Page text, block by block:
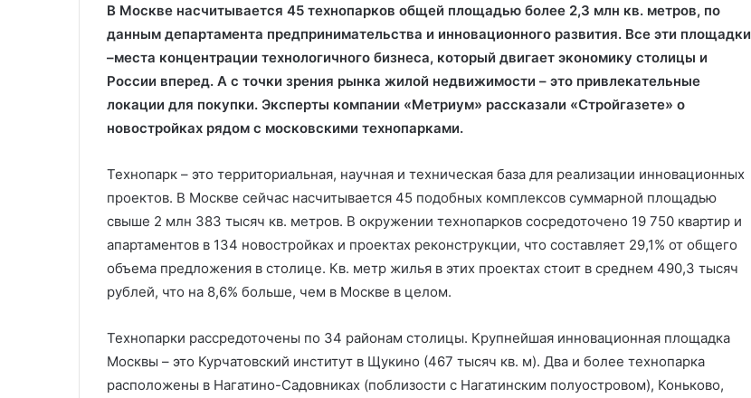
В Москве насчитывается 45 технопарков общей площадью более 2,3 млн кв. метров, по
данным департамента предпринимательства и инновационного развития. Все эти площадки
–места концентрации технологичного бизнеса, который двигает экономику столицы и
России вперед. А с точки зрения рынка жилой недвижимости – это привлекательные
локации для покупки. Эксперты компании «Метриум» рассказали «Стройгазете» о
новостройках рядом с московскими технопарками.
Технопарк – это территориальная, научная и техническая база для реализации инновационных
проектов. В Москве сейчас насчитывается 45 подобных комплексов суммарной площадью
свыше 2 млн 383 тысяч кв. метров. В окружении технопарков сосредоточено 19 750 квартир и
апартаментов в 134 новостройках и проектах реконструкции, что составляет 29,1% от общего
объема предложения в столице. Кв. метр жилья в этих проектах стоит в среднем 490,3 тысяч
рублей, что на 8,6% больше, чем в Москве в целом.
Технопарки рассредоточены по 34 районам столицы. Крупнейшая инновационная площадка
Москвы – это Курчатовский институт в Щукино (467 тысяч кв. м). Два и более технопарка
расположены в Нагатино-Садовниках (поблизости с Нагатинским полуостровом), Коньково,